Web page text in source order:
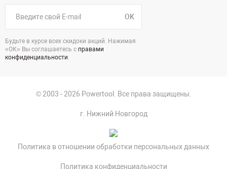
OK
Будьте в курсе всех скидоки акций. Нажимая
«ОК» Вы соглашаетесь с правами
конфиденциальности.
© 2003 - 2026 Powertool. Все права защищены.
г. Нижний Новгород
Политика в отношении обработки персональных данных
Политика конфиденциальности